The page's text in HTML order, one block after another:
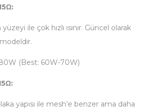
ile çok hızlı ısınır. Güncel olarak
(Best: 60W-70W)
yapısı ile mesh’e benzer ama daha